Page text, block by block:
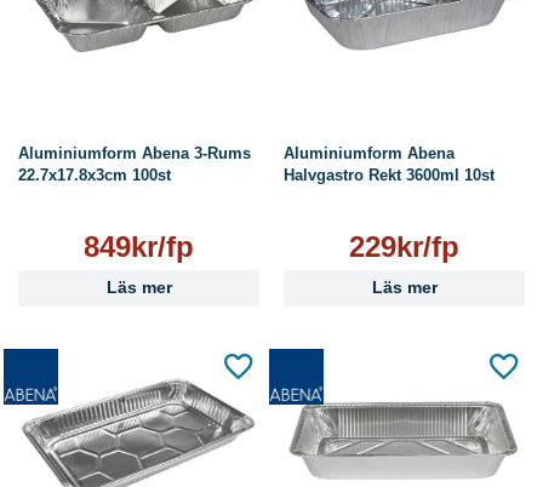
Aluminiumform Abena 3-Rums
22.7x17.8x3cm 100st
849kr/fp
Läs mer
Aluminiumform Abena
Halvgastro Rekt 3600ml 10st
229kr/fp
Läs mer